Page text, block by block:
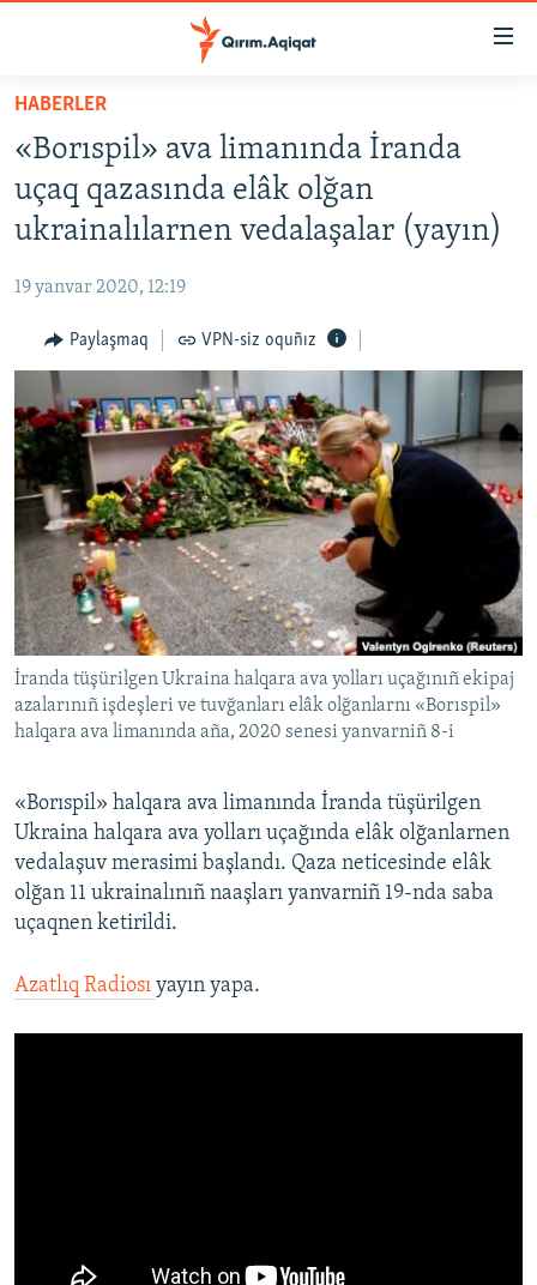
Esas
qaytmaq
Baş
navigatsiyağa
qaytmaq
Qıdıruvğa
qaytmaq
İQTİSADİYAT
MEDENİYET
İNSAN AQLARI
VİDEO
SÜRET
BLOGLAR
FİKİR
Русский
Українською
QOŞULIÑIZ!
RFE/RS bütün saytları
HABERLER
«Borıspil» ava limanında İranda
uçaq qazasında elâk olğan
ukrainalılarnen vedalaşalar (yayın)
19 yanvar 2020, 12:19
Paylaşmaq VPN-siz oquñız
İranda tüşürilgen Ukraina halqara ava yolları uçağınıñ ekipaj
azalarınıñ işdeşleri ve tuvğanları elâk olğanlarnı «Borıspil»
halqara ava limanında aña, 2020 senesi yanvarniñ 8-i
«Borıspil» halqara ava limanında İranda tüşürilgen
Ukraina halqara ava yolları uçağında elâk olğanlarnen
vedalaşuv merasimi başlandı. Qaza neticesinde elâk
olğan 11 ukrainalınıñ naaşları yanvarniñ 19-nda saba
uçaqnen ketirildi.
Azatlıq Radiosı yayın yapa.